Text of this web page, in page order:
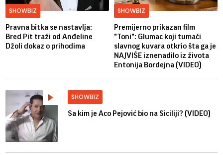
SHOWBIZ
Pravna bitka se nastavlja:
Bred ​​Pit traži od Anđeline
Džoli dokaz o prihodima
SHOWBIZ
Premijerno prikazan film
"Toni": Glumac koji tumači
slavnog kuvara otkrio šta ga je
NAJVIŠE iznenadilo iz života
Entonija Bordejna (VIDEO)
SHOWBIZ
Sa kim je Aco Pejović bio na Siciliji? (VIDEO)